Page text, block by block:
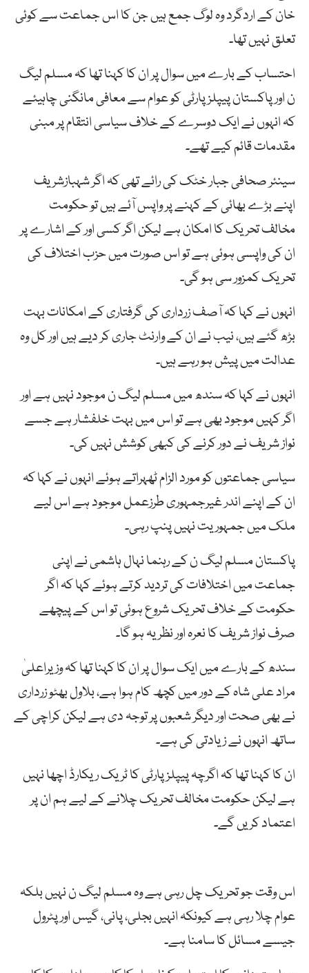
خان کے اردگرد وہ لوگ جمع ہیں جن کا اس جماعت سے کوئی
تعلق نہیں تھا۔
احتساب کے بارے میں سوال پر ان کا کہنا تھا کہ مسلم لیگ
ن اور پاکستان پیپلزپارٹی کو عوام سے معافی مانگنی چاہیئے
کہ انہوں نے ایک دوسرے کے خلاف سیاسی انتقام پر مبنی
مقدمات قائم کیے تھے۔
سینئر صحافی جبار خٹک کی رائے تھی کہ اگر شہبازشریف
اپنے بڑے بھائی کے کہنے پر واپس آئے ہیں تو حکومت
مخالف تحریک کا امکان ہے لیکن اگر کسی اور کے اشارے پر
ان کی واپسی ہوئی ہے تو اس صورت میں حزب اختلاف کی
تحریک کمزور سی ہو گی۔
انہوں نے کہا کہ آصف زرداری کی گرفتاری کے امکانات بہت
بڑھ گئے ہیں، نیب نے ان کے وارنٹ جاری کر دیے ہیں اور کل وہ
عدالت میں پیش ہو رہے ہیں۔
انہوں نے کہا کہ سندھ میں مسلم لیگ ن موجود نہیں ہے اور
اگر کہیں موجود بھی ہے تو اس میں بہت خلفشار ہے جسے
نواز شریف نے دور کرنے کی کبھی کوشش نہیں کی۔
سیاسی جماعتوں کو مورد الزام ٹھہراتے ہوئے انہوں نے کہا کہ
ان کے اپنے اندر غیرجمہوری طرزعمل موجود ہے اس لیے
ملک میں جمہوریت نہیں پنپ رہی۔
پاکستان مسلم لیگ ن کے رہنما نہال ہاشمی نے اپنی
جماعت میں اختلافات کی تردید کرتے ہوئے کہا کہ اگر
حکومت کے خلاف تحریک شروع ہوئی تو اس کے پیچھے
صرف نواز شریف کا نعرہ اور نظریہ ہو گا۔
سندھ کے بارے میں ایک سوال پر ان کا کہنا تھا کہ وزیراعلیٰ
مراد علی شاہ کے دور میں کچھ کام ہوا ہے، بلاول بھٹو زرداری
نے بھی صحت اور دیگر شعبوں پر توجہ دی ہے لیکن کراچی کے
ساتھ انہوں نے زیادتی کی ہے۔
ان کا کہنا تھا کہ اگرچہ پیپلزپارٹی کا ٹریک ریکارڈ اچھا نہیں
ہے لیکن حکومت مخالف تحریک چلانے کے لیے ہم ان پر
اعتماد کریں گے۔
اس وقت جو تحریک چل رہی ہے وہ مسلم لیگ ن نہیں بلکہ
عوام چلا رہی ہے کیونکہ انہیں بجلی، پانی، گیس اور پٹرول
جیسے مسائل کا سامنا ہے۔